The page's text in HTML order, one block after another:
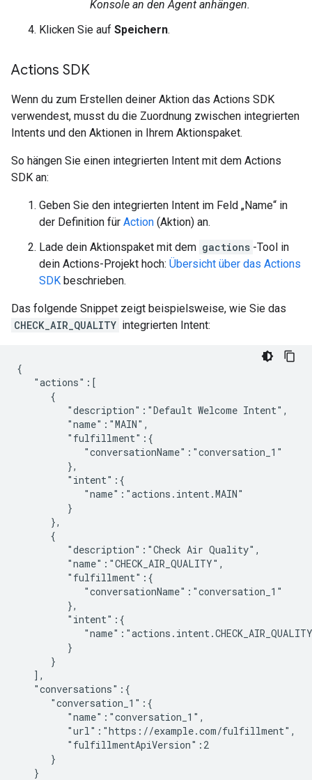
Konsole an den Agent anhängen.
Klicken Sie auf Speichern.
Actions SDK
Wenn du zum Erstellen deiner Aktion das Actions SDK
verwendest, musst du die Zuordnung zwischen integrierten
Intents und den Aktionen in Ihrem Aktionspaket.
So hängen Sie einen integrierten Intent mit dem Actions
SDK an:
Geben Sie den integrierten Intent im Feld „Name“ in
der Definition für Action (Aktion) an.
Lade dein Aktionspaket mit dem gactions -Tool in
dein Actions-Projekt hoch: Übersicht über das Actions
SDK beschrieben.
Das folgende Snippet zeigt beispielsweise, wie Sie das
CHECK_AIR_QUALITY integrierten Intent:
{
   "actions":[
      {
         "description":"Default Welcome Intent",
         "name":"MAIN",
         "fulfillment":{
            "conversationName":"conversation_1"
         },
         "intent":{
            "name":"actions.intent.MAIN"
         }
      },
      {
         "description":"Check Air Quality",
         "name":"CHECK_AIR_QUALITY",
         "fulfillment":{
            "conversationName":"conversation_1"
         },
         "intent":{
         }
      }
   ],
   "conversations":{
      "conversation_1":{
         "name":"conversation_1",
         "url":"https://example.com/fulfillment",
         "fulfillmentApiVersion":2
      }
   }